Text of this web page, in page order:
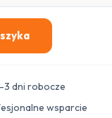
dni robocze
wsparcie